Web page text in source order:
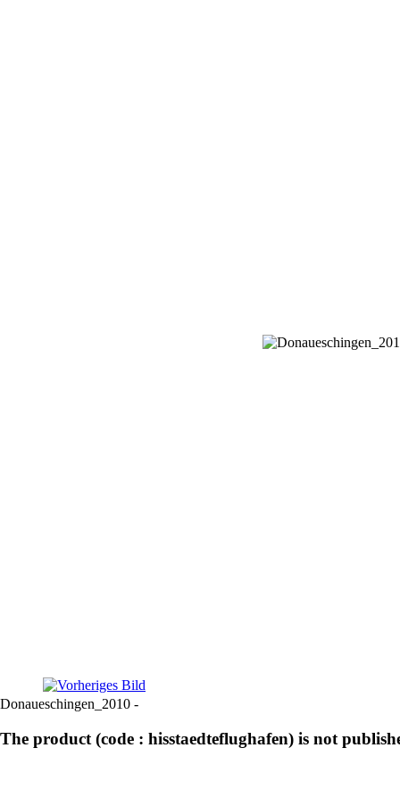
Donaueschingen_2010 -
The product (code : hisstaedteflughafen) is not